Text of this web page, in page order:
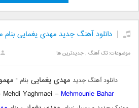
دانلود آهنگ جدید مهدی یغمایی بنام
موضوعات:تک آهنگ ,جدیدترین ها
دانلود آهنگ جدید مهدی یغمایی بنام “
Yaghmaei – Mehmounie Bahar